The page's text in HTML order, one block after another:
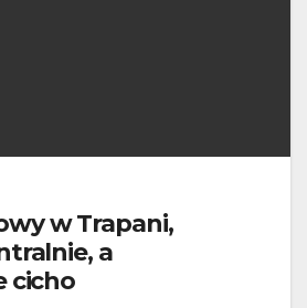
w Trapani,
a
cicho